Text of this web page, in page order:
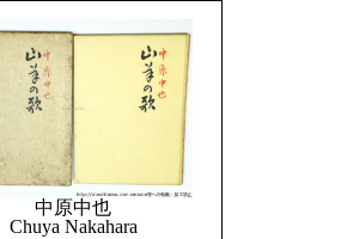
中原中也
Chuya Nakahara